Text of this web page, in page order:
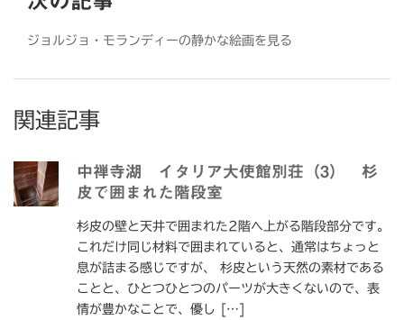
ジョルジョ・モランディーの静かな絵画を見る
関連記事
中禅寺湖 イタリア大使館別荘（3） 杉
皮で囲まれた階段室
杉皮の壁と天井で囲まれた2階へ上がる階段部分です。
これだけ同じ材料で囲まれていると、通常はちょっと
息が詰まる感じですが、 杉皮という天然の素材である
ことと、ひとつひとつのパーツが大きくないので、表
情が豊かなことで、優し […]